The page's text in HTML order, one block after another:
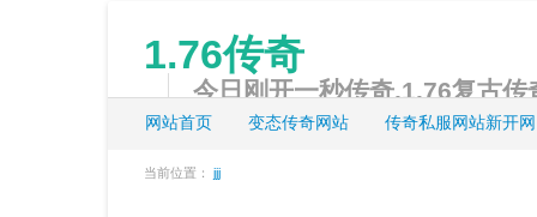
1.76传奇
今日刚开一秒传奇,1.76复古
网站首页 变态传奇网站 传奇私服网站新开网
当前位置： jjj